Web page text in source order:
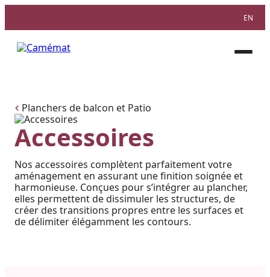
EN
Planchers de balcon et Patio
Accessoires
Nos accessoires complètent parfaitement votre
aménagement en assurant une finition soignée et
harmonieuse. Conçues pour s’intégrer au plancher,
elles permettent de dissimuler les structures, de
créer des transitions propres entre les surfaces et
de délimiter élégamment les contours.